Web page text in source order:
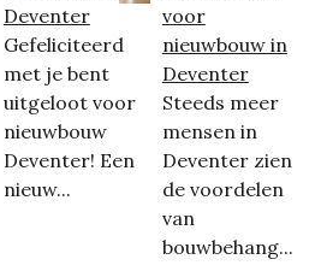
Deventer
Gefeliciteerd
met je bent
uitgeloot voor
nieuwbouw
Deventer! Een
nieuw...
voor
nieuwbouw in
Deventer
Steeds meer
mensen in
Deventer zien
de voordelen
van
bouwbehang...